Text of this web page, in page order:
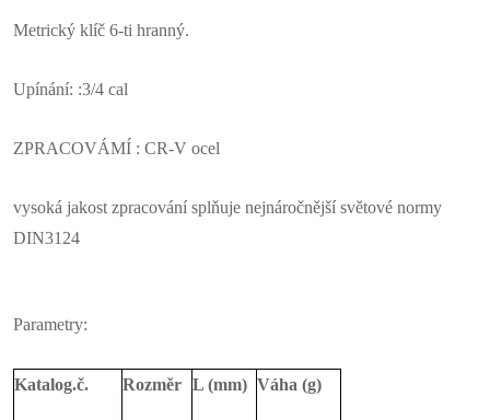
Metrický klíč 6-ti hranný.
Upínání: :3/4 cal
ZPRACOVÁMÍ : CR-V ocel
vysoká jakost zpracování splňuje nejnáročnější světové normy
DIN3124
Parametry:
Katalog.č. Rozměr L (mm) Váha (g)